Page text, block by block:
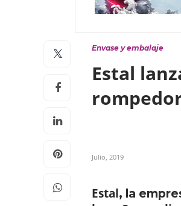
Envase y embalaje
Estal
Julio, 2019
Estal, la